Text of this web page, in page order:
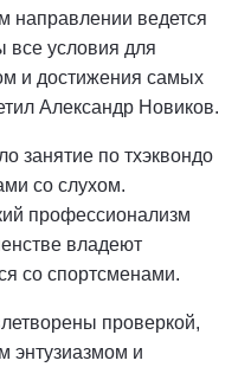
направлении ведется
все условия для
и достижения самых
Александр Новиков.
занятие по тхэквондо
со слухом.
профессионализм
владеют
со спортсменами.
проверкой,
энтузиазмом и